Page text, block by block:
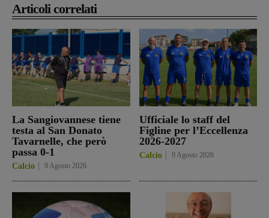
Articoli correlati
La Sangiovannese tiene
testa al San Donato
Tavarnelle, che però
passa 0-1
Calcio 9 Agosto 2026
Ufficiale lo staff del
Figline per l’Eccellenza
2026-2027
Calcio 9 Agosto 2026